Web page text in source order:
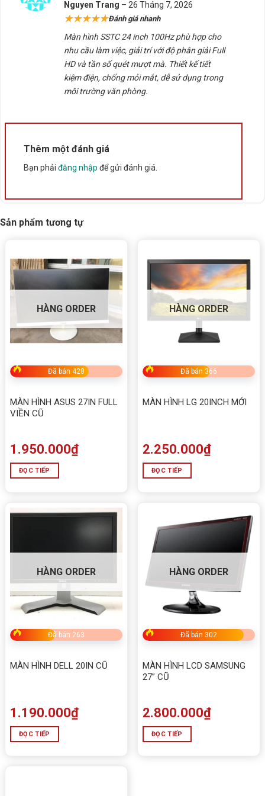
văn phòng, kế toán hoặc người cần màn hình phụ giá
5. Kết luận
Màn hình SSTC 24 inch 100Hzlà lựa chọn cực kỳ
hợp lý cho người dùng cần một chiếc màn hình văn
tốt. Với kích thước lớn 23.8 inch, tần số quét 100Hz
nghệ bảo vệ mắt hiện đại, đây là mẫu màn hình đáng
cân nhắc trong tầm giá.
6. Cảm nhận của Ad
Theo mình,Màn hình SSTC 24 inch 100Hz
rãi kết hợp 100Hz cực mượt
, giúp làm việc hay giải
trí đều dễ chịu hơn rất nhiều. Nếu bạn cần một màn
hình đẹp, bền, đủ dùng lâu dài mà không muốn chi quá
nhiều ngân sách thì đây là lựa chọn rất hợp lý.
Màn hình SSTC 24 inch 100HZ
Mua ngay tại Tấn Phát – Hotline: 0949579078 –
0888195969
Được xếp
hạng 5
5
sao
Nguyen Trang – 26 Tháng 7, 2026
★★★★★Đánh giá nhanh
Màn hình SSTC 24 inch 100Hz phù hợp cho
nhu cầu làm việc, giải trí với độ phân giải Full
HD và tần số quét mượt mà. Thiết kế tiết
kiệm điện, chống mỏi mắt, dễ sử dụng trong
môi trường văn phòng.
Thêm một đánh giá
Bạn phải đăng nhập để gửi đánh giá.
Sản phẩm tương tự
HÀNG ORDER
Đã bán 428
MÀN HÌNH ASUS 27IN FULL
VIỀN CŨ
1.950.000₫
ĐỌC TIẾP
HÀNG ORDER
Đã bán 366
MÀN HÌNH LG 20INCH MỚI
2.250.000₫
ĐỌC TIẾP
HÀNG ORDER
Đã bán 263
MÀN HÌNH DELL 20IN CŨ
1.190.000₫
ĐỌC TIẾP
HÀNG ORDER
Đã bán 302
MÀN HÌNH LCD SAMSUNG
27” CŨ
2.800.000₫
ĐỌC TIẾP